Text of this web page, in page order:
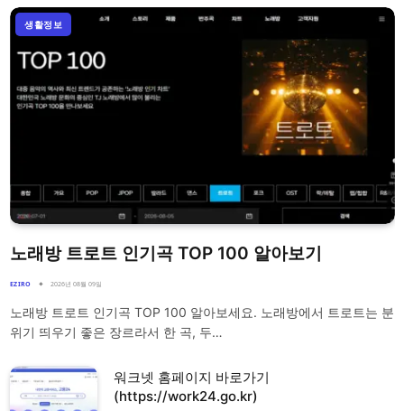
생활정보
노래방 트로트 인기곡 TOP 100 알아보기
EZIRO 2026년 08월 09일
노래방 트로트 인기곡 TOP 100 알아보세요. 노래방에서 트로트는 분
위기 띄우기 좋은 장르라서 한 곡, 두…
워크넷 홈페이지 바로가기
(https://work24.go.kr)